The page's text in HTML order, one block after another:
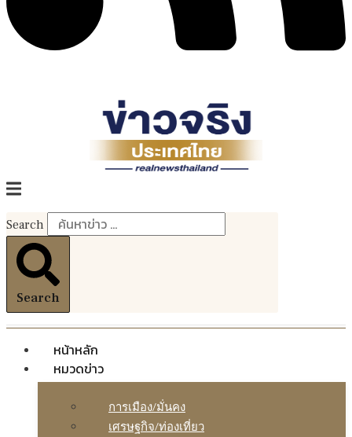
Search
Search
หน้าหลัก
หมวดข่าว
การเมือง/มั่นคง
เศรษฐกิจ/ท่องเที่ยว